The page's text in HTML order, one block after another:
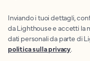
Inviando i tuoi dettagli,
da Lighthouse e accetti la
dati personali da parte di
politica sulla privacy.